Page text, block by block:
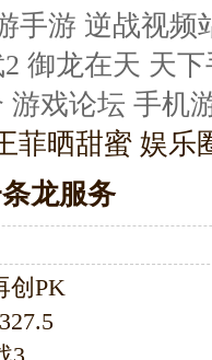
手游 逆战视频
御龙在天 天
游戏论坛 手机
菲晒甜蜜 娱
龙服务
创PK